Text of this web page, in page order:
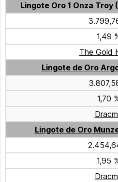
Lingote Oro 1 Onza Troy
1,49
The Gold
Lingote de Oro
1,70
Lingote de Oro
1,95